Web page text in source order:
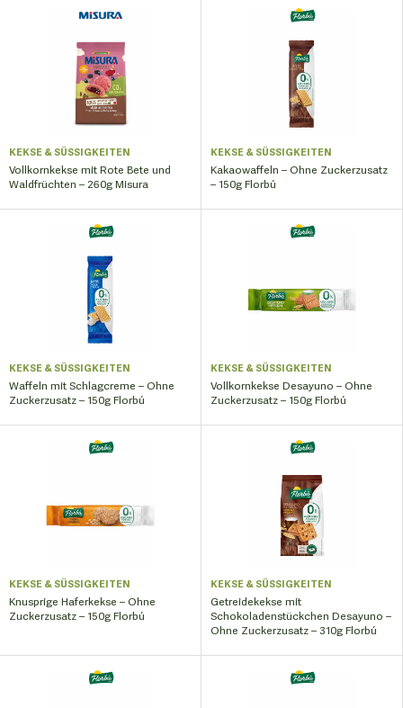
KEKSE & SÜSSIGKEITEN
Vollkornkekse mit Rote Bete und
Waldfrüchten – 260g Misura
KEKSE & SÜSSIGKEITEN
Kakaowaffeln – Ohne Zuckerzusatz
– 150g Florbú
KEKSE & SÜSSIGKEITEN
Waffeln mit Schlagcreme – Ohne
Zuckerzusatz – 150g Florbú
KEKSE & SÜSSIGKEITEN
Vollkornkekse Desayuno – Ohne
Zuckerzusatz – 150g Florbú
KEKSE & SÜSSIGKEITEN
Knusprige Haferkekse – Ohne
Zuckerzusatz – 150g Florbú
KEKSE & SÜSSIGKEITEN
Getreidekekse mit
Schokoladenstückchen Desayuno –
Ohne Zuckerzusatz – 310g Florbú